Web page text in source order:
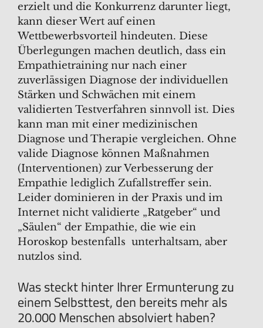
erzielt und die Konkurrenz darunter liegt,
kann dieser Wert auf einen
Wettbewerbsvorteil hindeuten. Diese
Überlegungen machen deutlich, dass ein
Empathietraining nur nach einer
zuverlässigen Diagnose der individuellen
Stärken und Schwächen mit einem
validierten Testverfahren sinnvoll ist. Dies
kann man mit einer medizinischen
Diagnose und Therapie vergleichen. Ohne
valide Diagnose können Maßnahmen
(Interventionen) zur Verbesserung der
Empathie lediglich Zufallstreffer sein.
Leider dominieren in der Praxis und im
Internet nicht validierte „Ratgeber“ und
„Säulen“ der Empathie, die wie ein
Horoskop bestenfalls unterhaltsam, aber
nutzlos sind.
Was steckt hinter Ihrer Ermunterung zu
einem Selbsttest, den bereits mehr als
20.000 Menschen absolviert haben?